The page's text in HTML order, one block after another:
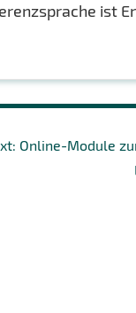
ist
Next
Online-Module